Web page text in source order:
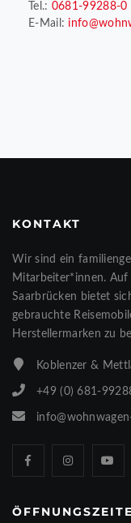
Tel.: 0681-99288-0
E-Mail:
KONTAKT
Wir sind ein
Mitarbeiter*innen.
Saarbrücken bietet
gebrauchte
Herstellermarken zu
Koblenzer &
+49 (0) 681-